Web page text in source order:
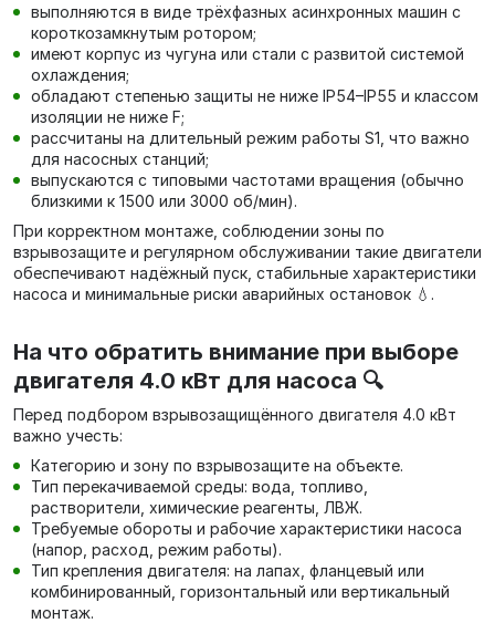
выполняются в виде трёхфазных асинхронных машин с
короткозамкнутым ротором;
имеют корпус из чугуна или стали с развитой системой
охлаждения;
обладают степенью защиты не ниже IP54–IP55 и классом
изоляции не ниже F;
рассчитаны на длительный режим работы S1, что важно
для насосных станций;
выпускаются с типовыми частотами вращения (обычно
близкими к 1500 или 3000 об/мин).
При корректном монтаже, соблюдении зоны по
взрывозащите и регулярном обслуживании такие двигатели
обеспечивают надёжный пуск, стабильные характеристики
насоса и минимальные риски аварийных остановок 💧.
На что обратить внимание при выборе
двигателя 4.0 кВт для насоса 🔍
Перед подбором взрывозащищённого двигателя 4.0 кВт
важно учесть:
Категорию и зону по взрывозащите на объекте.
Тип перекачиваемой среды: вода, топливо,
растворители, химические реагенты, ЛВЖ.
Требуемые обороты и рабочие характеристики насоса
(напор, расход, режим работы).
Тип крепления двигателя: на лапах, фланцевый или
комбинированный, горизонтальный или вертикальный
монтаж.